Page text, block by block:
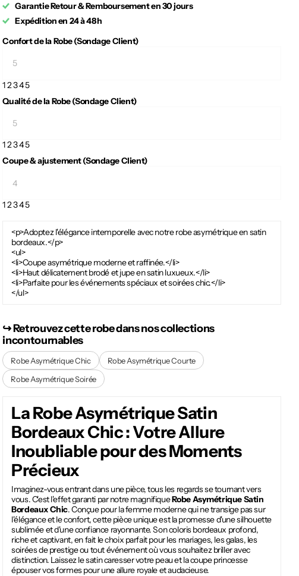
Garantie Retour & Remboursement en 30 jours
Expédition en 24 à 48h
Confort de la Robe (Sondage Client)
12345
Qualité de la Robe (Sondage Client)
12345
Coupe & ajustement (Sondage Client)
12345
<p>Adoptez l'élégance intemporelle avec notre robe asymétrique en satin
bordeaux.</p>
<ul>
<li>Coupe asymétrique moderne et raffinée.</li>
<li>Haut délicatement brodé et jupe en satin luxueux.</li>
<li>Parfaite pour les événements spéciaux et soirées chic.</li>
</ul>
↪︎ Retrouvez cette robe dans nos collections
incontournables
Robe Asymétrique Chic
Robe Asymétrique Courte
Robe Asymétrique Soirée
LaRobe Asymétrique Satin
Bordeaux Chic: Votre Allure
Inoubliable pour des Moments
Précieux
Imaginez-vous entrant dans une pièce, tous les regards se tournant vers
vous. C'est l'effet garanti par notre magnifiqueRobe Asymétrique Satin
Bordeaux Chic. Conçue pour la femme moderne qui ne transige pas sur
l'élégance et le confort, cette pièce unique est la promesse d'une silhouette
sublimée et d'une confiance rayonnante. Son coloris bordeaux profond,
riche et captivant, en fait le choix parfait pour les mariages, les galas, les
soirées de prestige ou tout événement où vous souhaitez briller avec
distinction. Laissez le satin caresser votre peau et la coupe princesse
épouser vos formes pour une allure royale et audacieuse.